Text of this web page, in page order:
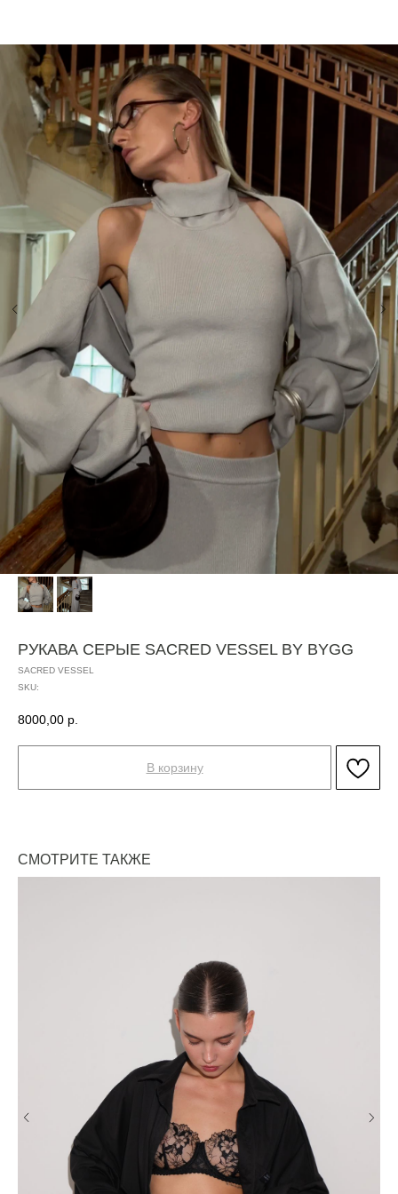
РУКАВА СЕРЫЕ SACRED VESSEL BY BYGG
SACRED VESSEL
SKU:
8000,00 р.
В корзину
СМОТРИТЕ ТАКЖЕ